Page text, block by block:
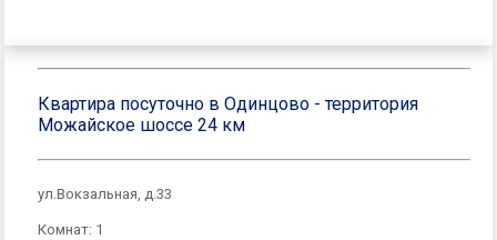
Квартира посуточно в Одинцово - территория
Можайское шоссе 24 км
ул.Вокзальная, д.33
Комнат: 1